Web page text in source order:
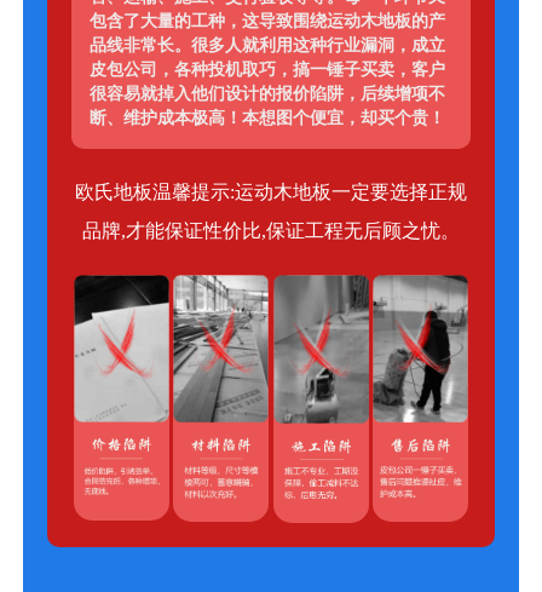
包含了大量的工种，这导致围绕运动木地板的产
品线非常长。很多人就利用这种行业漏洞，成立
皮包公司，各种投机取巧，搞一锤子买卖，客户
很容易就掉入他们设计的报价陷阱，后续增项不
断、维护成本极高！本想图个便宜，却买个贵！
欧氏地板温馨提示:运动木地板一定要选择正规
品牌,才能保证性价比,保证工程无后顾之忧。